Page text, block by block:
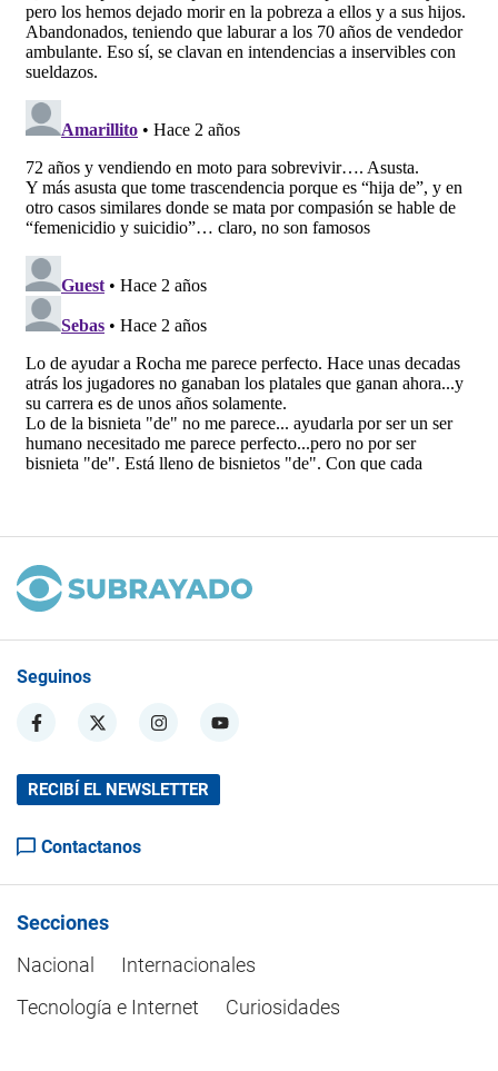
Seguinos
RECIBÍ EL NEWSLETTER
Contactanos
Secciones
Nacional
Internacionales
Tecnología e Internet
Curiosidades